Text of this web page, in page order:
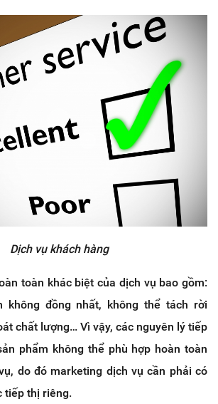
Dịch vụ khách hàng
toàn khác biệt của dịch vụ bao gồm:
không đồng nhất, không thể tách rời
chất lượng… Vì vậy, các nguyên lý tiếp
phẩm không thể phù hợp hoàn toàn
do đó marketing dịch vụ cần phải có
tiếp thị riêng.